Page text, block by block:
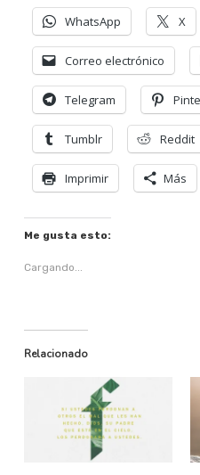
WhatsApp X
Correo electrónico
Telegram
Tumblr Reddit
Imprimir Más
Me gusta esto:
Cargando...
Relacionado